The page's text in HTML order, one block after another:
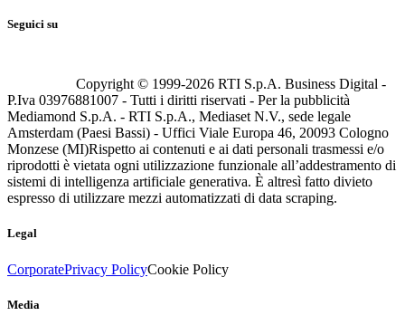
Seguici su
Copyright © 1999-2026 RTI S.p.A. Business Digital -
P.Iva 03976881007 - Tutti i diritti riservati - Per la pubblicità
Mediamond S.p.A. - RTI S.p.A., Mediaset N.V., sede legale
Amsterdam (Paesi Bassi) - Uffici Viale Europa 46, 20093 Cologno
Monzese (MI)Rispetto ai contenuti e ai dati personali trasmessi e/o
riprodotti è vietata ogni utilizzazione funzionale all’addestramento di
sistemi di intelligenza artificiale generativa. È altresì fatto divieto
espresso di utilizzare mezzi automatizzati di data scraping.
Legal
CorporatePrivacy PolicyCookie Policy
Media